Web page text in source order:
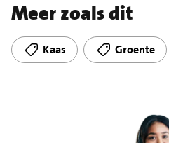
Meer zoals dit
Kaas Groente